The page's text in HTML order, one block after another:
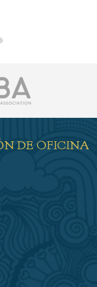
DE OFICINA